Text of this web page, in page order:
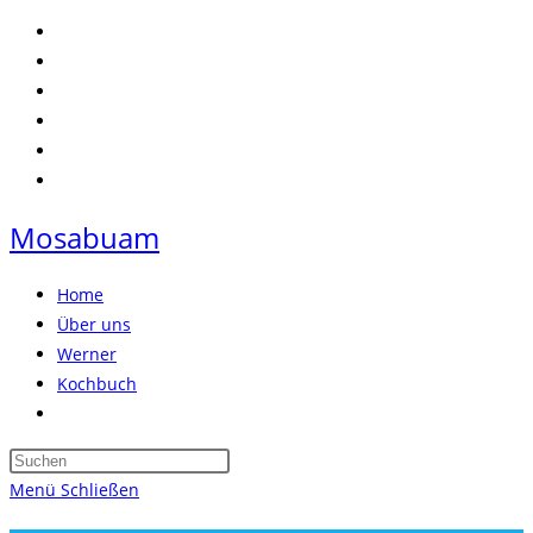
Zum
Inhalt
springen
Mosabuam
Home
Über uns
Werner
Kochbuch
umschalten
Press
Menü Schließen